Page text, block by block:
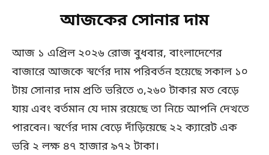
আজকের সোনার দাম
আজ ১ এপ্রিল ২০২৬ রোজ বুধবার, বাংলাদেশের
বাজারে আজকে স্বর্ণের দাম পরিবর্তন হয়েছে সকাল ১০
টায় সোনার দাম প্রতি ভরিতে ৩,২৬০ টাকার মত বেড়ে
যায় এবং বর্তমান যে দাম রয়েছে তা নিচে আপনি দেখতে
পারবেন। স্বর্ণের দাম বেড়ে দাঁড়িয়েছে ২২ ক্যারেট এক
ভরি ২ লক্ষ ৪৭ হাজার ৯৭২ টাকা।